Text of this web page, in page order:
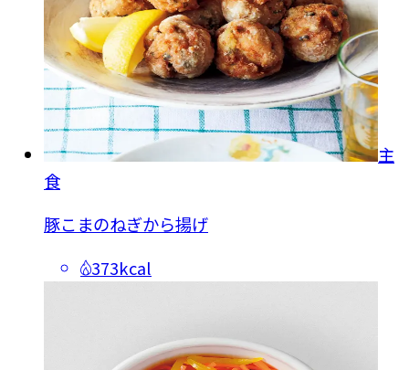
主
食
豚こまのねぎから揚げ
373kcal